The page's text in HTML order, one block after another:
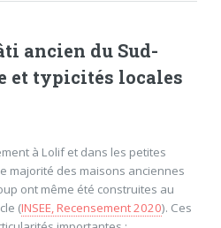
ancien du Sud-
et typicités locales
à Lolif et dans les petites
majorité des maisons anciennes
ont même été construites au
(INSEE, Recensement 2020). Ces